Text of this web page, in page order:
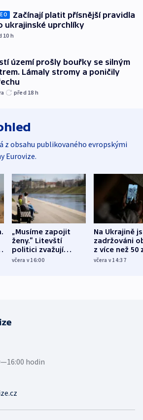
Začínají platit přísnější pravidla
ukrajinské uprchlíky
10 h
území prošly bouřky se silným
Lámaly stromy a poničily
před 18 h
z obsahu publikovaného evropskými
Eurovize.
„Musíme zapojit
ženy.“ Litevští
politici zvažují
dohodu o
včera v 16:00
Na Ukrajině
zadržováni
z více než 50
Bojovali na
včera v 14:37
hodin